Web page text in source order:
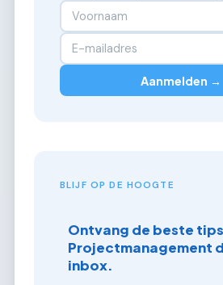
Aanmelden →
BLIJF OP DE HOOGTE
Ontvang de beste
Projectmanagement
inbox.